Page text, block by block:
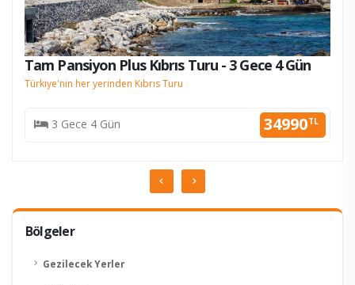
Bölgeler
Gezilecek Yerler
Tam Pansiyon Plus Kıbrıs Turu - 3 Gece 4 Gün
Türkiye'nin her yerinden Kıbrıs Turu
3 Gece 4 Gün 34990TL